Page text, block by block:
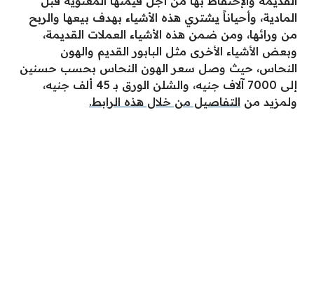
المادية، وأحياناً يشتري هذه الأشياء بهدف بيعها والربح
من ورائها، ومن ضمن هذه الأشياء العملات القديمة،
وبعض الأشياء الأخرى مثل البابور القديم والهون
النحاس، حيث وصل سعر الهون النحاس بحسب حسنين
إلى 7000 آلاف جنيه، والشلن الورق بـ 45 ألف جنيه،
ولمزيد من التفاصيل من خلال هذه الرابط.